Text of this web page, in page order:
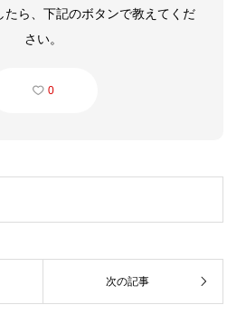
たら、下記のボタンで教えてくだ
さい。
0
次の記事